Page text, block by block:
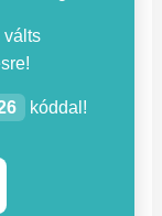
válts
kóddal!